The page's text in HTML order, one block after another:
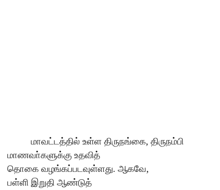
மாவட்டத்தில் உள்ள திருநங்கை, திருநம்பி
மாணவா்களுக்கு உதவித்
தொகை வழங்கப்படவுள்ளது. ஆகவே,
பள்ளி இறுதி ஆண்டுத்